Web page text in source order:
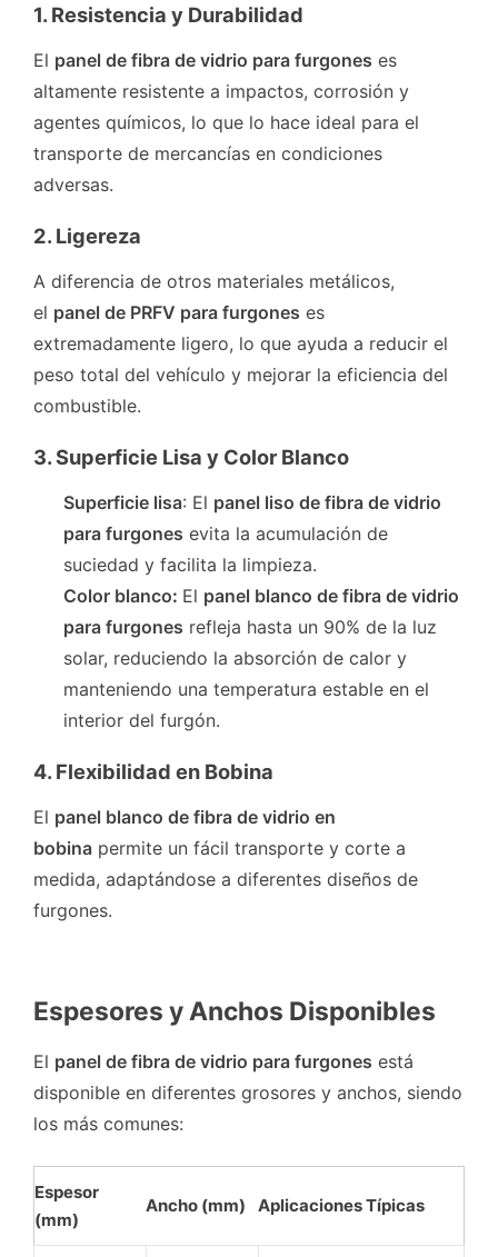
1. Resistencia y Durabilidad
El panel de fibra de vidrio para furgones es
altamente resistente a impactos, corrosión y
agentes químicos, lo que lo hace ideal para el
transporte de mercancías en condiciones
adversas.
2. Ligereza
A diferencia de otros materiales metálicos,
el panel de PRFV para furgones es
extremadamente ligero, lo que ayuda a reducir el
peso total del vehículo y mejorar la eficiencia del
combustible.
3. Superficie Lisa y Color Blanco
Superficie lisa: El panel liso de fibra de vidrio
para furgones evita la acumulación de
suciedad y facilita la limpieza.
Color blanco: El panel blanco de fibra de vidrio
para furgones refleja hasta un 90% de la luz
solar, reduciendo la absorción de calor y
manteniendo una temperatura estable en el
interior del furgón.
4. Flexibilidad en Bobina
El panel blanco de fibra de vidrio en
bobina permite un fácil transporte y corte a
medida, adaptándose a diferentes diseños de
furgones.
Espesores y Anchos Disponibles
El panel de fibra de vidrio para furgones está
disponible en diferentes grosores y anchos, siendo
los más comunes:
Espesor
(mm)
Ancho (mm) Aplicaciones Típicas